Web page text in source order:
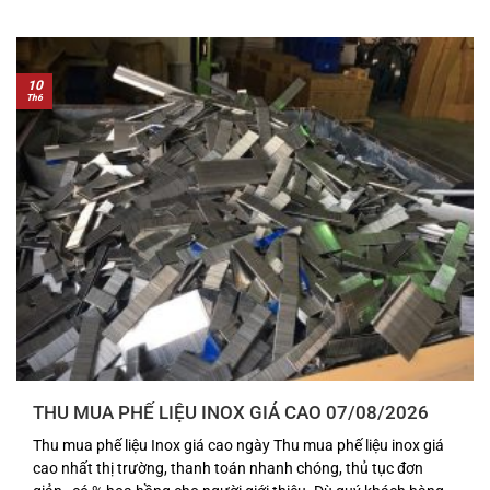
THU MUA PHẾ LIỆU INOX GIÁ CAO 07/08/2026
Thu mua phế liệu Inox giá cao ngày Thu mua phế liệu inox giá
cao nhất thị trường, thanh toán nhanh chóng, thủ tục đơn
10
Th6